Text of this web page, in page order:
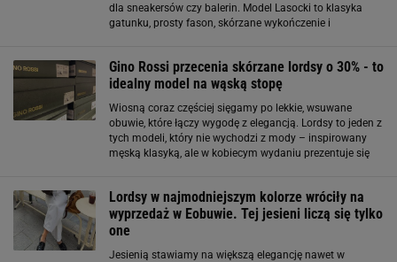
dla sneakersów czy balerin. Model Lasocki to klasyka
gatunku, prosty fason, skórzane wykończenie i
Gino Rossi przecenia skórzane lordsy o 30% - to
idealny model na wąską stopę
Wiosną coraz częściej sięgamy po lekkie, wsuwane
obuwie, które łączy wygodę z elegancją. Lordsy to jeden z
tych modeli, który nie wychodzi z mody – inspirowany
męską klasyką, ale w kobiecym wydaniu prezentuje się
Lordsy w najmodniejszym kolorze wróciły na
wyprzedaż w Eobuwie. Tej jesieni liczą się tylko
one
Jesienią stawiamy na większą elegancję nawet w